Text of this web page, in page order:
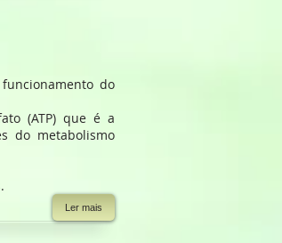
do
(ATP) que é a
do metabolismo
Ler mais